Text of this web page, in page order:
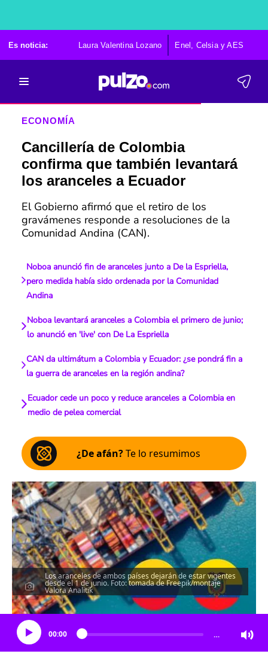
Es noticia: Laura Valentina Lozano Enel, Celsia y AES
ECONOMÍA
Cancillería de Colombia
confirma que también levantará
los aranceles a Ecuador
El Gobierno afirmó que el retiro de los
gravámenes responde a resoluciones de la
Comunidad Andina (CAN).
Noboa anunció fin de aranceles junto a De la Espriella,
pero medida había sido ordenada por la Comunidad
Andina
Noboa levantará aranceles a Colombia el primero de junio;
lo anunció en 'live' con De La Espriella
CAN da ultimátum a Colombia y Ecuador: ¿se pondrá fin a
la guerra de aranceles en la región andina?
Ecuador cede un poco y reduce aranceles a Colombia en
medio de pelea comercial
¿De afán?Te lo resumimos
Los aranceles de ambos países dejarán de estar vigentes
desde el 1 de junio. Foto: tomada de Freepik/montaje
Valora Analitik
Escucha el artículo
00:00 …